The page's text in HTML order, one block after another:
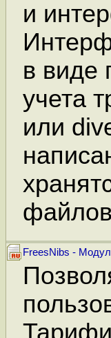
и
в виде
учета
или
FreesNibs -